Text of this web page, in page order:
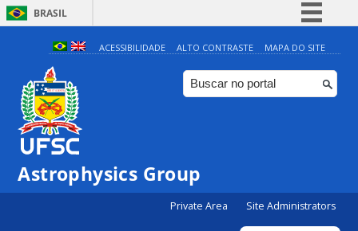
BRASIL
Simplifique!
Comunica BR
Participe
ACESSIBILIDADE ALTO CONTRASTE MAPA DO SITE
Astrophysics Group
Private Area Site Administrators